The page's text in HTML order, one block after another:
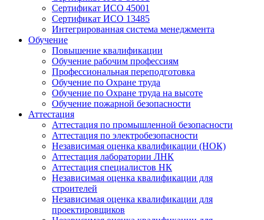
Сертификат ИСО 45001
Сертификат ИСО 13485
Интегрированная система менеджмента
Обучение
Повышение квалификации
Обучение рабочим профессиям
Профессиональная переподготовка
Обучение по Охране труда
Обучение по Охране труда на высоте
Обучение пожарной безопасности
Аттестация
Аттестация по промышленной безопасности
Аттестация по электробезопасности
Независимая оценка квалификации (НОК)
Аттестация лаборатории ЛНК
Аттестация специалистов НК
Независимая оценка квалификации для
строителей
Независимая оценка квалификации для
проектировщиков